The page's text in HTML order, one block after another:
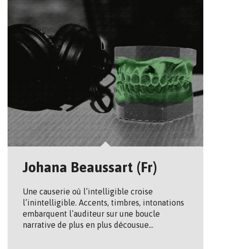
Johana Beaussart (Fr)
Une causerie où l’intelligible croise
l’inintelligible. Accents, timbres, intonations
embarquent l’auditeur sur une boucle
narrative de plus en plus décousue…